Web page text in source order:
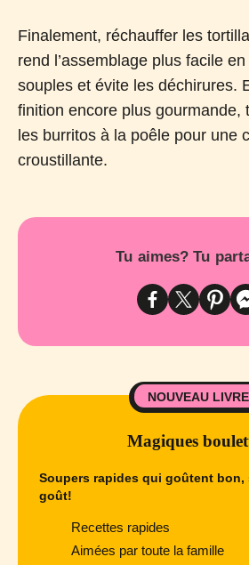
Finalement, réchauffer les
rend l’assemblage plus facile
souples et évite les déchirures.
finition encore plus gourmande,
les burritos à la poêle pour une
croustillante.
Tu aimes? Tu
NOUVEAU
Magiques
Soupers rapides qui goûtent bon,
goût!
Recettes rapides
Aimées par toute la famille